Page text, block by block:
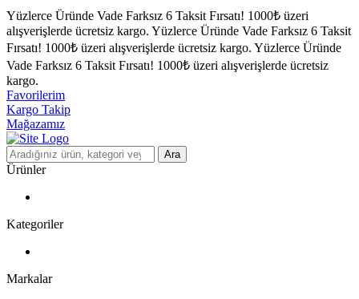
Yüzlerce Üründe Vade Farksız 6 Taksit Fırsatı! 1000₺ üzeri
alışverişlerde ücretsiz kargo. Yüzlerce Üründe Vade Farksız 6 Taksit
Fırsatı! 1000₺ üzeri alışverişlerde ücretsiz kargo. Yüzlerce Üründe
Vade Farksız 6 Taksit Fırsatı! 1000₺ üzeri alışverişlerde ücretsiz
kargo.
Favorilerim
Kargo Takip
Mağazamız
Ara
Ürünler
Kategoriler
Markalar